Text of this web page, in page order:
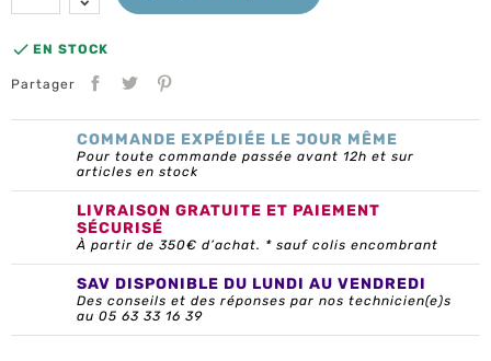
 EN STOCK
Partager
COMMANDE EXPÉDIÉE LE JOUR MÊME
Pour toute commande passée avant 12h et sur
articles en stock
LIVRAISON GRATUITE ET PAIEMENT
SÉCURISÉ
À partir de 350€ d’achat. * sauf colis encombrant
SAV DISPONIBLE DU LUNDI AU VENDREDI
Des conseils et des réponses par nos technicien(e)s
au 05 63 33 16 39